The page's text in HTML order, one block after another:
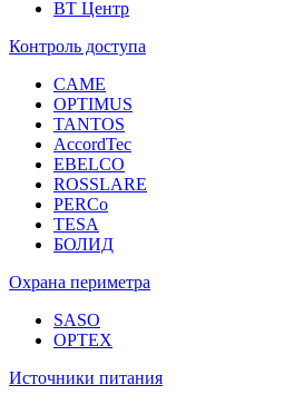
ВТ Центр
Контроль доступа
CAME
OPTIMUS
TANTOS
AccordTec
EBELCO
ROSSLARE
PERCo
TESA
БОЛИД
Охрана периметра
SASO
OPTEX
Источники питания